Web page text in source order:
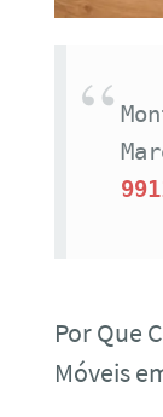
Por Que
Móveis